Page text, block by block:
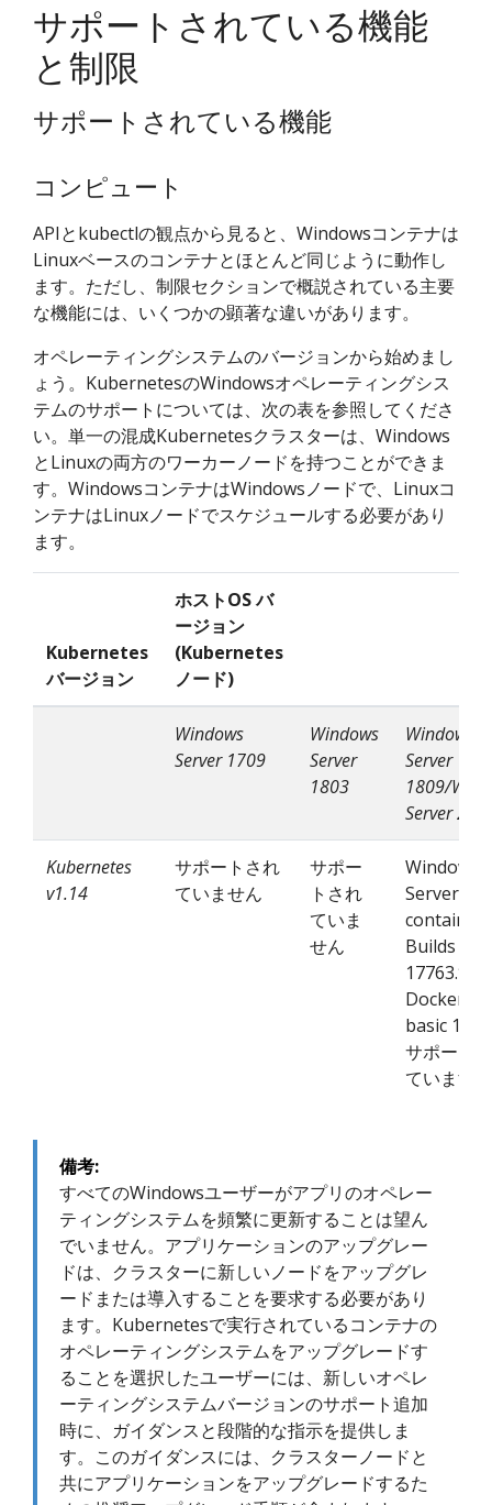
サポートされている機能
と制限
サポートされている機能
コンピュート
APIとkubectlの観点から見ると、Windowsコンテナは
Linuxベースのコンテナとほとんど同じように動作し
ます。ただし、制限セクションで概説されている主要
な機能には、いくつかの顕著な違いがあります。
オペレーティングシステムのバージョンから始めまし
ょう。KubernetesのWindowsオペレーティングシス
テムのサポートについては、次の表を参照してくださ
い。単一の混成Kubernetesクラスターは、Windows
とLinuxの両方のワーカーノードを持つことができま
す。WindowsコンテナはWindowsノードで、Linuxコ
ンテナはLinuxノードでスケジュールする必要があり
ます。
Kubernetes
バージョン
ホストOS バ
ージョン
(Kubernetes
ノード)
Windows
Server 1709
Windows
Server
1803
Windows
Server
1809/
Server
Kubernetes
v1.14
サポートされ
ていません
サポー
トされ
ていま
せん
Windows
Server
containers
Builds
17763.* と
Docker
basic
サポート
ています
備考:
すべてのWindowsユーザーがアプリのオペレー
ティングシステムを頻繁に更新することは望ん
でいません。アプリケーションのアップグレー
ドは、クラスターに新しいノードをアップグレ
ードまたは導入することを要求する必要があり
ます。Kubernetesで実行されているコンテナの
オペレーティングシステムをアップグレードす
ることを選択したユーザーには、新しいオペレ
ーティングシステムバージョンのサポート追加
時に、ガイダンスと段階的な指示を提供しま
す。このガイダンスには、クラスターノードと
共にアプリケーションをアップグレードするた